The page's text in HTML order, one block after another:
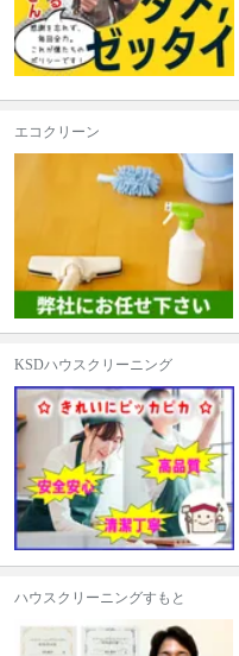
エコクリーン
KSDハウスクリーニング
ハウスクリーニングすもと